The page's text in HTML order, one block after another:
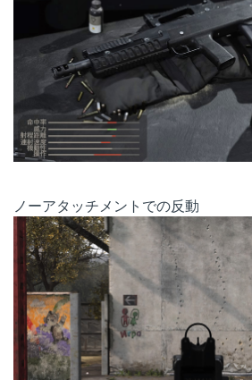
ノーアタッチメントでの反動